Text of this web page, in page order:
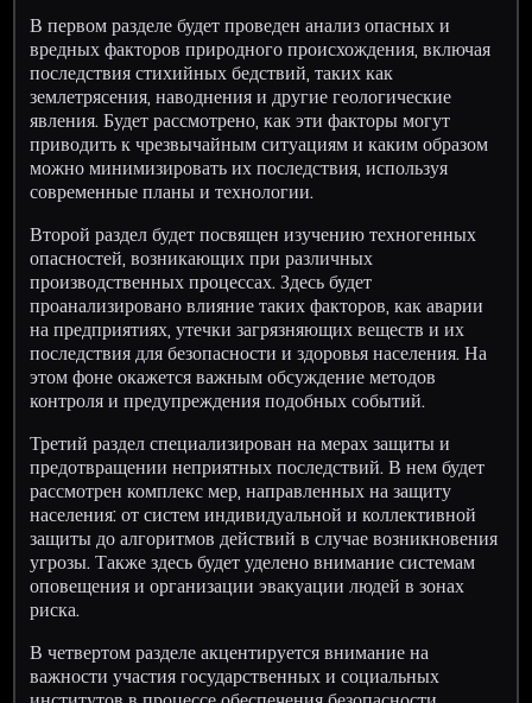
В первом разделе будет проведен анализ опасных и
вредных факторов природного происхождения, включая
последствия стихийных бедствий, таких как
землетрясения, наводнения и другие геологические
явления. Будет рассмотрено, как эти факторы могут
приводить к чрезвычайным ситуациям и каким образом
можно минимизировать их последствия, используя
современные планы и технологии.
Второй раздел будет посвящен изучению техногенных
опасностей, возникающих при различных
производственных процессах. Здесь будет
проанализировано влияние таких факторов, как аварии
на предприятиях, утечки загрязняющих веществ и их
последствия для безопасности и здоровья населения. На
этом фоне окажется важным обсуждение методов
контроля и предупреждения подобных событий.
Третий раздел специализирован на мерах защиты и
предотвращении неприятных последствий. В нем будет
рассмотрен комплекс мер, направленных на защиту
населения: от систем индивидуальной и коллективной
защиты до алгоритмов действий в случае возникновения
угрозы. Также здесь будет уделено внимание системам
оповещения и организации эвакуации людей в зонах
риска.
В четвертом разделе акцентируется внимание на
важности участия государственных и социальных